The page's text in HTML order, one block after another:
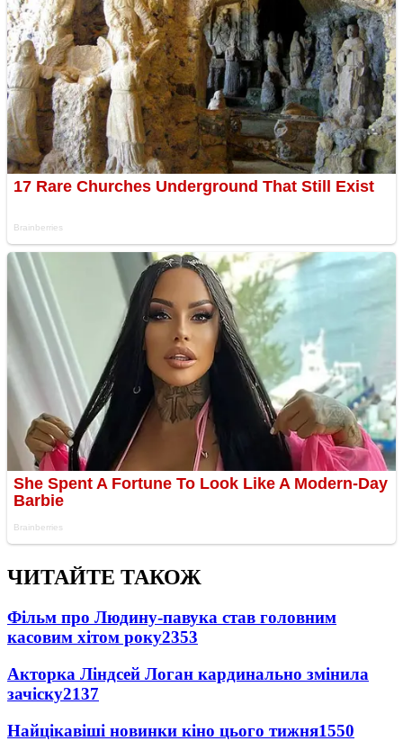
ЧИТАЙТЕ ТАКОЖ
Фільм про Людину-павука став головним
касовим хітом року2353
Акторка Ліндсей Логан кардинально змінила
зачіску2137
Найцікавіші новинки кіно цього тижня1550